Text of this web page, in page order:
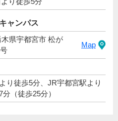
ャンパス
木県宇都宮市 松が
Map
り徒歩5分、JR宇都宮駅より
（徒歩25分）